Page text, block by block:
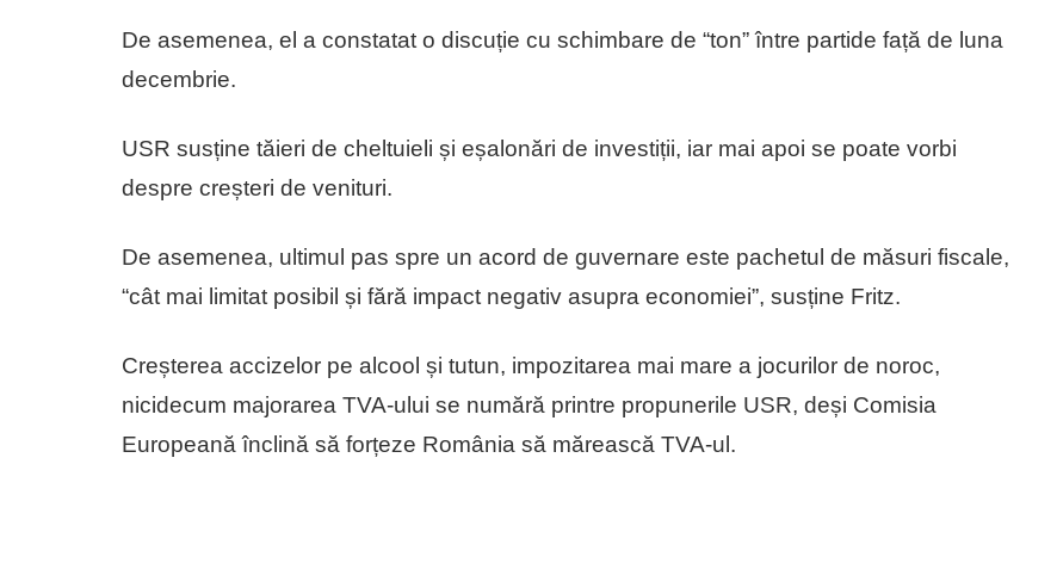
De asemenea, el a constatat o discuție cu schimbare de “ton” între partide față de luna
decembrie.
USR susține tăieri de cheltuieli și eșalonări de investiții, iar mai apoi se poate vorbi
despre creșteri de venituri.
De asemenea, ultimul pas spre un acord de guvernare este pachetul de măsuri fiscale,
“cât mai limitat posibil și fără impact negativ asupra economiei”, susține Fritz.
Creșterea accizelor pe alcool și tutun, impozitarea mai mare a jocurilor de noroc,
nicidecum majorarea TVA-ului se numără printre propunerile USR, deși Comisia
Europeană înclină să forțeze România să mărească TVA-ul.